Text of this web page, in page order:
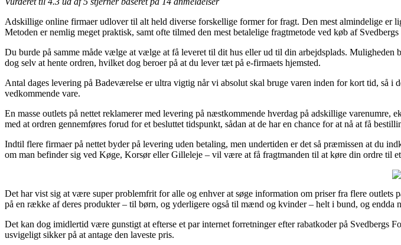
Adskillige online firmaer udlover til alt held diverse forskellige former for fragt. Den mest almindelige er
Metoden er nemlig meget praktisk, samt ofte tilmed den mest betalelige fragtmetode ved køb af
Du burde på samme måde vælge at vælge at få leveret til dit hus eller ud til din arbejdsplads.
dog selv at hente ordren, hvilket dog beroer på at du lever tæt på e-firmaets hjemsted.
Antal dages levering på Badeværelse er ultra vigtig når vi absolut skal bruge varen inden for kort tid, så
vedkommende vare.
En masse outlets på nettet reklamerer med levering på næstkommende hverdag på adskillige
med at ordren gennemføres forud for et besluttet tidspunkt, sådan at de har en chance for at nå at få
Indtil flere firmaer på nettet byder på levering uden betaling, men undertiden er det så præmissen at du
om man befinder sig ved Køge, Korsør eller Gilleleje – vil være at få fragtmanden til at køre din ordre til
Det har vist sig at være super problemfrit for alle og enhver at søge information om priser fra flere outlets
på en række af deres produkter – til børn, og yderligere også til mænd og kvinder – helt i bund, og endda
Det kan dog imidlertid være gunstigt at efterse et par internet forretninger efter rabatkoder på
usvigeligt sikker på at antage den laveste pris.